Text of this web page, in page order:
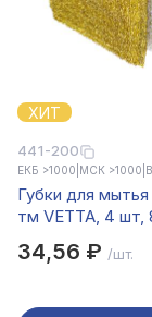
ХИТ
441-200
ЕКБ >1000 МСК >1000
Губки для
тм VETTA, 4 шт,
34,56 ₽ /шт.